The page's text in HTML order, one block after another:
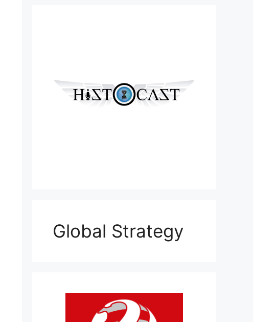
Global Strategy